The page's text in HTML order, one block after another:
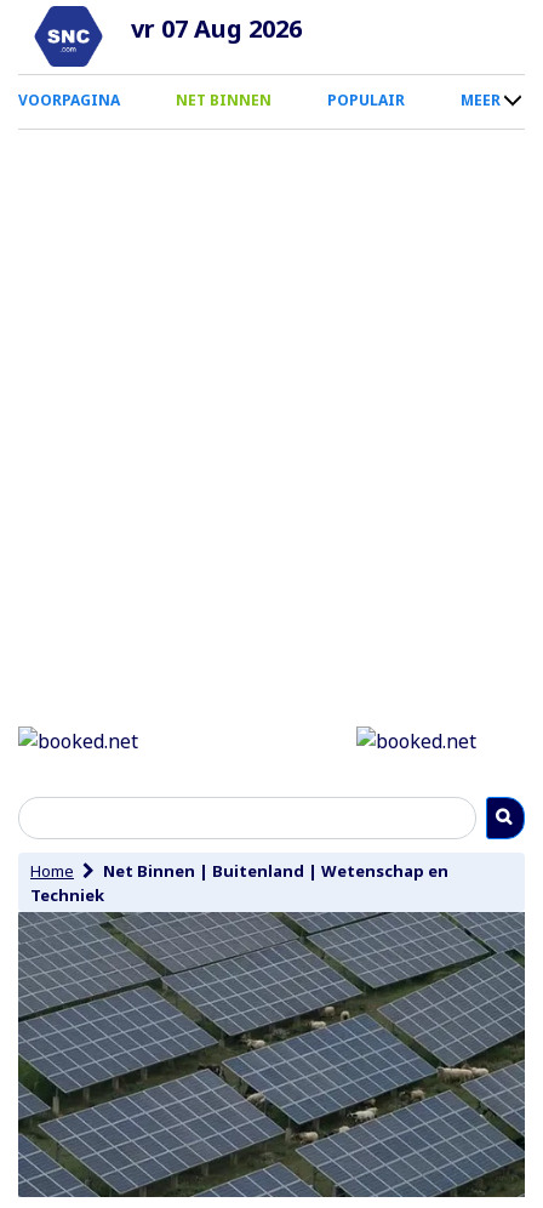
Overslaan
naar
inhoud
vr 07 Aug 2026
0
Smartphone
VOORPAGINA NET BINNEN POPULAIR MEER
Home Net Binnen | Buitenland | Wetenschap en
Techniek